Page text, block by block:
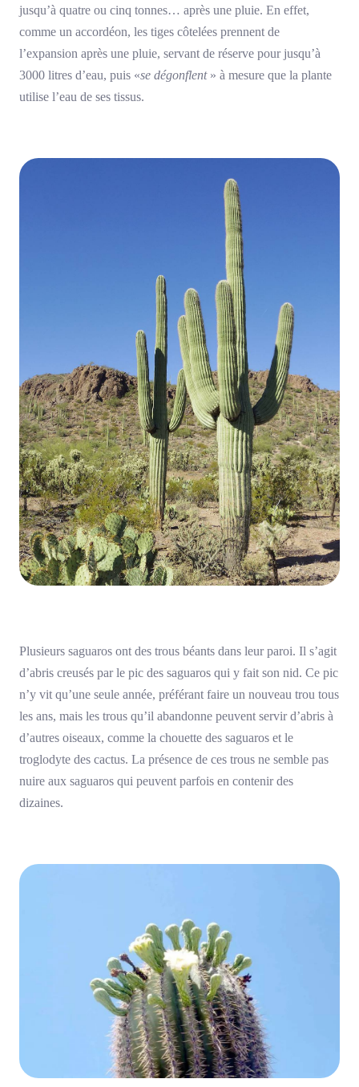
jusqu’à quatre ou cinq tonnes… après une pluie. En effet,
comme un accordéon, les tiges côtelées prennent de
l’expansion après une pluie, servant de réserve pour jusqu’à
3000 litres d’eau, puis «se dégonflent» à mesure que la plante
utilise l’eau de ses tissus.
Plusieurs saguaros ont des trous béants dans leur paroi. Il s’agit
d’abris creusés par le pic des saguaros qui y fait son nid. Ce pic
n’y vit qu’une seule année, préférant faire un nouveau trou tous
les ans, mais les trous qu’il abandonne peuvent servir d’abris à
d’autres oiseaux, comme la chouette des saguaros et le
troglodyte des cactus. La présence de ces trous ne semble pas
nuire aux saguaros qui peuvent parfois en contenir des
dizaines.